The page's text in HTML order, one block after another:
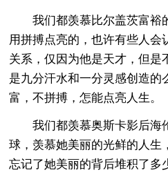
我们都羡慕比尔盖茨富裕
用拼搏点亮的，也许有些人会
关系，仅因为他是天才，但是
是九分汗水和一分灵感创造的
富，不拼搏，怎能点亮人生。
我们都羡慕奥斯卡影后海
球，羡慕她美丽的光鲜的人生
忘记了她美丽的背后堆积了多